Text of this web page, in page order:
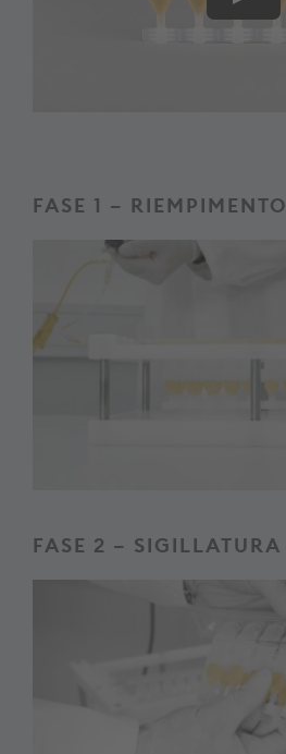
FASE 1 – RIEMPIMENTO
FASE 2 – SIGILLATURA